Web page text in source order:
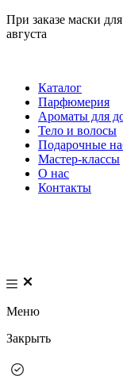
При заказе маски
августа
Каталог
Парфюмерия
Ароматы для
Тело и волосы
Подарочные
Мастер-классы
О нас
Контакты
Меню
Закрыть